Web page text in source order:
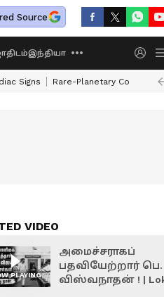
Source
இந்தியா
Signs Rare-Planetary
VIDEO
PLAYING
அமைச்சராகப்
பதவியேற்றார் பெ.
விஸ்வநாதன் ! |